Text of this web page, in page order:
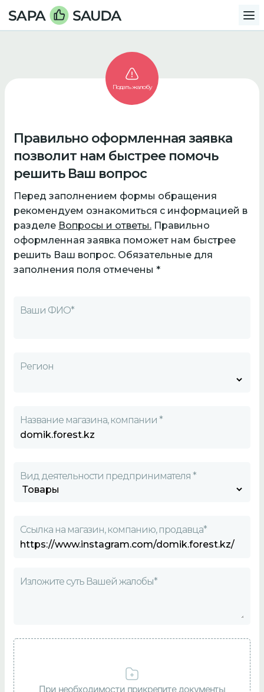
Подать жалобу
Правильно оформленная заявка
позволит нам быстрее помочь
решить Ваш вопрос
Перед заполнением формы обращения
рекомендуем ознакомиться с информацией в
разделе Вопросы и ответы. Правильно
оформленная заявка поможет нам быстрее
решить Ваш вопрос. Обязательные для
заполнения поля отмечены *
Ваши ФИО*
Регион
Название магазина, компании *
Вид деятельности предпринимателя *
Ссылка на магазин, компанию, продавца*
Изложите суть Вашей жалобы*
При необходимости прикрепите документы